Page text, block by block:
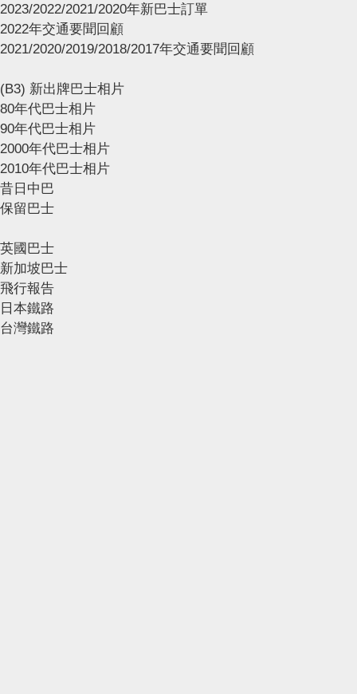
2023/2022/2021/2020年新巴士訂單
2022年交通要聞回顧
2021/2020/2019/2018/2017年交通要聞回顧
(B3) 新出牌巴士相片
80年代巴士相片
90年代巴士相片
2000年代巴士相片
2010年代巴士相片
昔日中巴
保留巴士
英國巴士
新加坡巴士
飛行報告
日本鐵路
台灣鐵路